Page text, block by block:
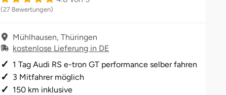
(27 Bewertungen)
Mühlhausen, Thüringen
kostenlose Lieferung in DE
1 Tag Audi RS e-tron GT performance selber fahren
3 Mitfahrer möglich
150 km inklusive